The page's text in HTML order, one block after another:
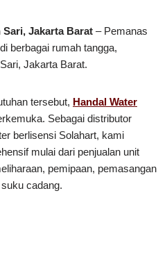
Sari, Jakarta Barat – Pemanas
berbagai rumah tangga,
Jakarta Barat.
tersebut, Handal Water
Sebagai distributor
berlisensi Solahart, kami
mulai dari penjualan unit
pemipaan, pemasangan
cadang.